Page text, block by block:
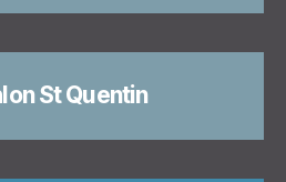
St Quentin